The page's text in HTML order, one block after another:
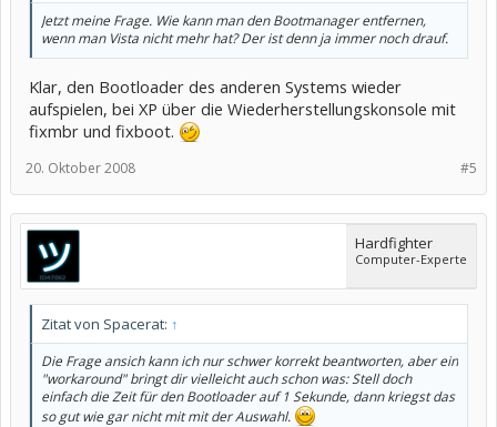
Jetzt meine Frage. Wie kann man den Bootmanager entfernen,
wenn man Vista nicht mehr hat? Der ist denn ja immer noch drauf.
Klar, den Bootloader des anderen Systems wieder
aufspielen, bei XP über die Wiederherstellungskonsole mit
fixmbr und fixboot.
#5
20. Oktober 2008
Hardfighter
Computer-Experte
Zitat von Spacerat: ↑
Die Frage ansich kann ich nur schwer korrekt beantworten, aber ein
"workaround" bringt dir vielleicht auch schon was: Stell doch
einfach die Zeit für den Bootloader auf 1 Sekunde, dann kriegst das
so gut wie gar nicht mit mit der Auswahl.